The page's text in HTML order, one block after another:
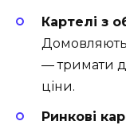
Картелі з
— тримати
ціни.
Ринкові